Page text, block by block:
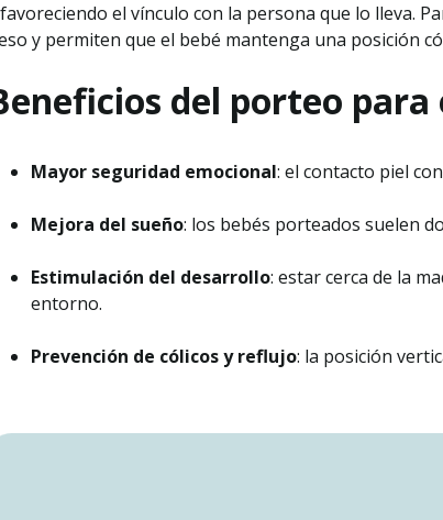
el vínculo con la persona que lo lleva.
y permiten que el bebé mantenga una posición
del porteo para
Mayor seguridad emocional: el contacto piel
Mejora del sueño: los bebés porteados suelen
Estimulación del desarrollo: estar cerca de la
entorno.
Prevención de cólicos y reflujo: la posición